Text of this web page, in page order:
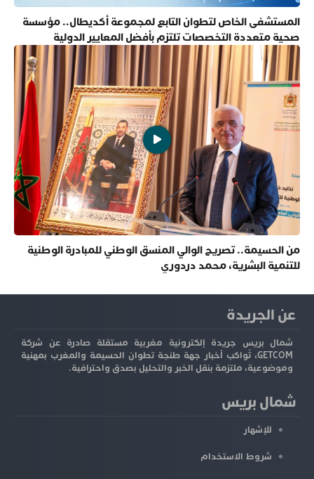
المستشفى الخاص لتطوان التابع لمجموعة أكديطال.. مؤسسة
صحية متعددة التخصصات تلتزم بأفضل المعايير الدولية
من الحسيمة.. تصريح الوالي المنسق الوطني للمبادرة الوطنية
للتنمية البشرية، محمد دردوري
عن الجريدة
شمال بريس جريدة إلكترونية مغربية مستقلة صادرة عن شركة
GETCOM، تُواكب أخبار جهة طنجة تطوان الحسيمة والمغرب بمهنية
وموضوعية، ملتزمة بنقل الخبر والتحليل بصدق واحترافية.
شمال بريس
للإشهار
شروط الاستخدام